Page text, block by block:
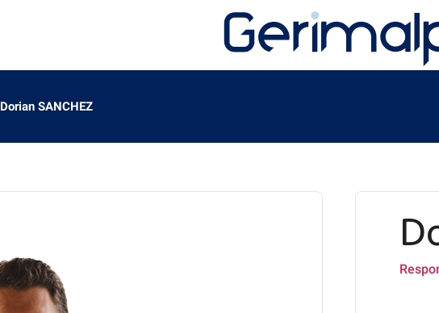
Dorian SANCHEZ